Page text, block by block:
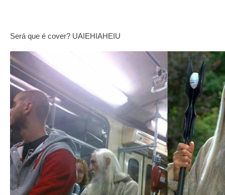
Será que é cover? UAIEHIAHEIU